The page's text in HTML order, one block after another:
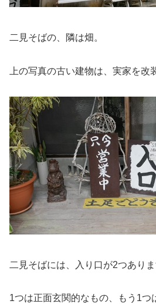
二見そばの、隣は畑。
上の写真の古い建物は、実家を改
二見そばには、入り口が2つありま
1つは正面玄関的なもの、もう1つ